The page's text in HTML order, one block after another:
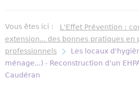
Vous êtes ici :
L'Effet Prévention :
extension... des bonnes pratiques en
professionnels
Les locaux
ménage...) - Reconstruction d'un
Caudéran